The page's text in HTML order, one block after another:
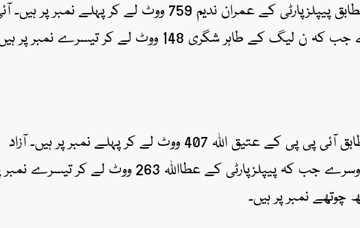
4 پولنگ اسٹیشنز کے غیر سرکاری نتائج کے مطابق پیپلزپارٹی کے عمران ندیم 759 ووٹ لے کر پہلے
3 پولنگ اسٹیشنز کے غیر حتمی نتائج کے مطابق آئی پی پی کے عتیق اللہ 407 ووٹ لے کر پہلے نمبر پر ہیں۔ آزاد
امیدوار سید امام مالک 309 ووٹ کے ساتھ دوسرے جب کہ پیپلزپارٹی کے عطااللہ 263 ووٹ لے کر